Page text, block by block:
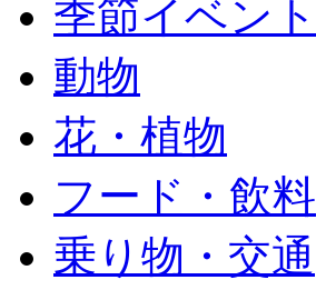
季節イベント
動物
花・植物
フード・飲料
乗り物・交通